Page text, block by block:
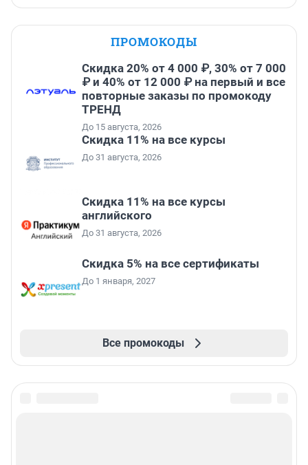
ПРОМОКОДЫ
Скидка 20% от 4 000 ₽, 30% от 7 000
₽ и 40% от 12 000 ₽ на первый и все
повторные заказы по промокоду
ТРЕНД
До 15 августа, 2026
Скидка 11% на все курсы
До 31 августа, 2026
Скидка 11% на все курсы
английского
До 31 августа, 2026
Скидка 5% на все сертификаты
До 1 января, 2027
Все промокоды